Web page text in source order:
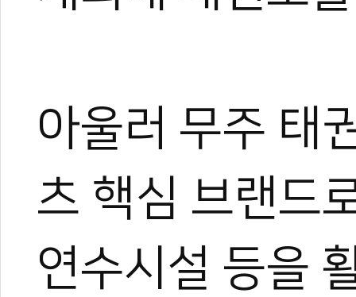
아울러 무주 태
츠 핵심 브랜드
연수시설 등을